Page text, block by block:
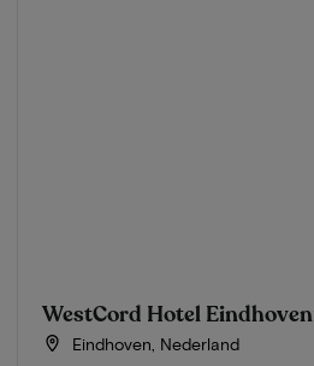
WestCord Hotel Eindhoven
Eindhoven, Nederland